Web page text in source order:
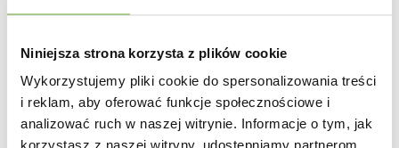
Niniejsza strona korzysta z plików cookie
Wykorzystujemy pliki cookie do spersonalizowania treści
i reklam, aby oferować funkcje społecznościowe i
analizować ruch w naszej witrynie. Informacje o tym, jak
korzystasz z naszej witryny, udostępniamy partnerom